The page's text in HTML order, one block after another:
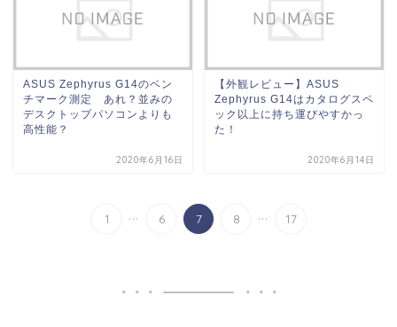
ASUS Zephyrus G14のベン
チマーク測定 あれ？並みの
デスクトップパソコンよりも
高性能？
2020年6月16日
【外観レビュー】ASUS
Zephyrus G14はカタログスペ
ック以上に持ち運びやすかっ
た！
2020年6月14日
1 ... 6 7 8 ... 17